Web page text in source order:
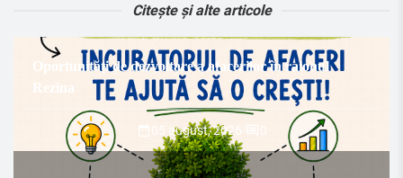
Citește și alte articole
Oportunități de dezvoltare a afacerilor în raionul
Rezina
05 august, 2026